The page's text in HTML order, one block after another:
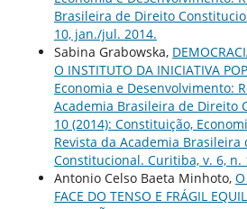
Brasileira de Direito
10, jan./jul. 2014.
Sabina Grabowska,
O INSTITUTO DA INICIATIVA
Economia e Desenvolvimento:
Academia Brasileira de Direito
10 (2014): Constituição,
Revista da Academia Brasileira
Constitucional. Curitiba, v. 6, n.
Antonio Celso Baeta Minhoto,
FACE DO TENSO E FRÁGIL